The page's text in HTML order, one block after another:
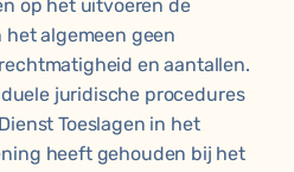
op het uitvoeren de
algemeen geen
en aantallen.
juridische procedures
Toeslagen in het
heeft gehouden bij het